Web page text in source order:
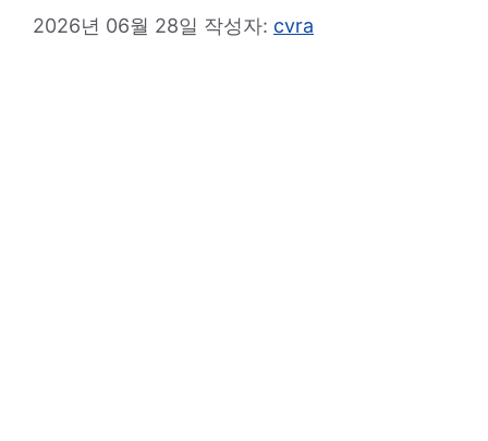
2026년 06월 28일 작성자: cvra